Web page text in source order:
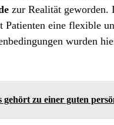
zur Realität geworden.
Patienten eine flexible
wurden
gehört zu einer guten